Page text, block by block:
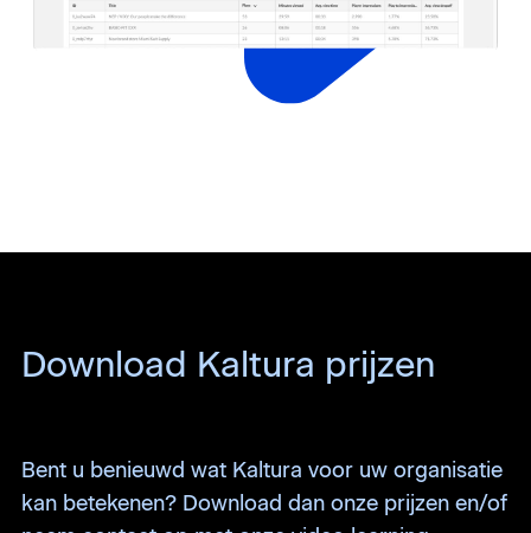
Download Kaltura prijzen
Bent u benieuwd wat Kaltura voor uw organisatie
kan betekenen? Download dan onze prijzen en/of